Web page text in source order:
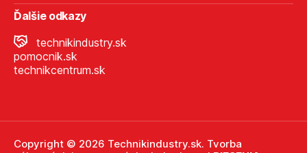
Ďalšie odkazy
technikindustry.sk
pomocnik.sk
technikcentrum.sk
Copyright © 2026 Technikindustry.sk. Tvorba